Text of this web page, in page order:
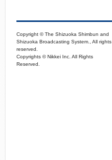
Copyright © The Shizuoka Shimbun and
Shizuoka Broadcasting System., All rights
reserved.
Copyrights © Nikkei Inc. All Rights
Reserved.